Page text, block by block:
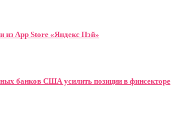
из App Store «Яндекс Пэй»
банков США усилить позиции в финсекторе